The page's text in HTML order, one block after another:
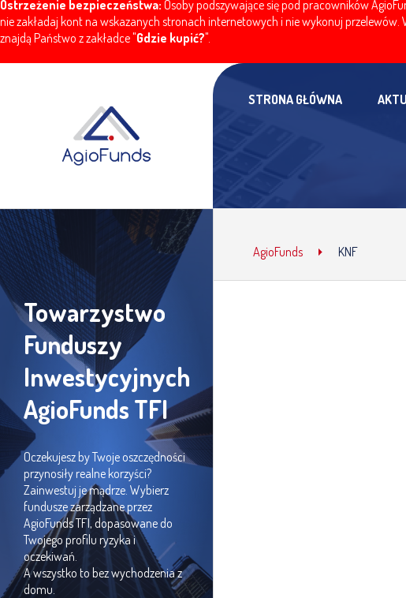
Ostrzeżenie bezpieczeństwa: Osoby podszywające się pod pracowników
nie zakładaj kont na wskazanych stronach internetowych i nie wykonuj
znajdą Państwo z zakładce "Gdzie kupić?".
STRONA GŁÓWNA
Towarzystwo
Funduszy
Inwestycyjnych
AgioFunds TFI
Oczekujesz by Twoje oszczędności
przynosiły realne korzyści?
Zainwestuj je mądrze. Wybierz
fundusze zarządzane przez
AgioFunds TFI, dopasowane do
Twojego profilu ryzyka i
oczekiwań.
A wszystko to bez wychodzenia z
domu.
AgioFunds KNF